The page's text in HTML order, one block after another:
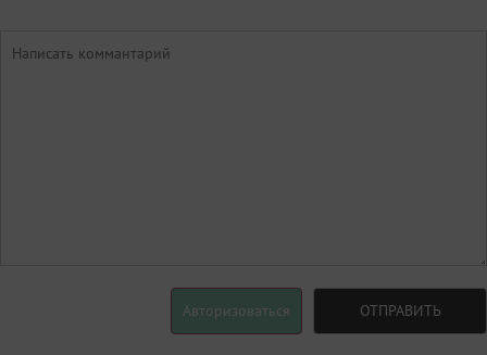
Авторизоваться ОТПРАВИТЬ